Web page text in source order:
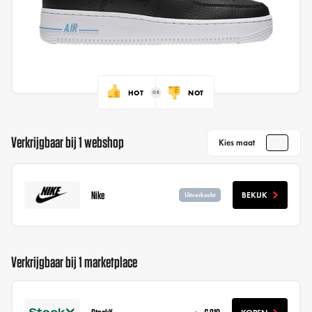
HOT NOT
Verkrijgbaar bij 1 webshop Kies maat
Nike Uitverkocht BEKIJK
Verkrijgbaar bij 1 marketplace